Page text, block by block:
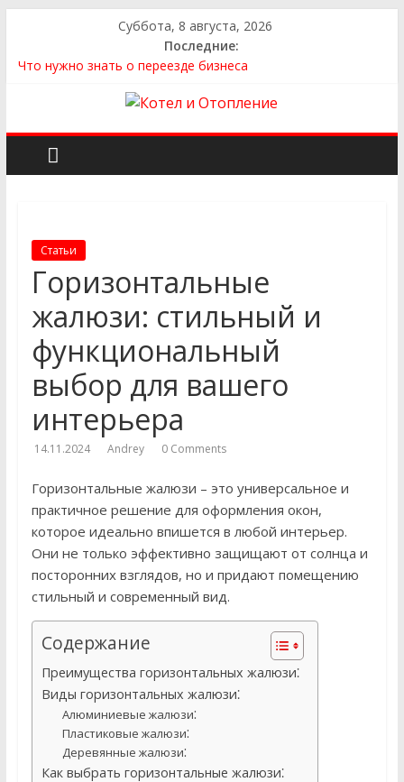
Суббота, 8 августа, 2026
Последние:
Что нужно знать о переезде бизнеса
Как выбрать сантехнику и отопление для дома в
Как найти идеальный каркасный дом для жизни за городом
и не ошибиться в выборе
Статьи
Горизонтальные
жалюзи: стильный и
функциональный
выбор для вашего
интерьера
14.11.2024 Andrey 0 Comments
Горизонтальные жалюзи – это универсальное и
практичное решение для оформления окон,
которое идеально впишется в любой интерьер.
Они не только эффективно защищают от солнца и
посторонних взглядов, но и придают помещению
стильный и современный вид.
Содержание
Преимущества горизонтальных жалюзи⁚
Виды горизонтальных жалюзи⁚
Алюминиевые жалюзи⁚
Пластиковые жалюзи⁚
Деревянные жалюзи⁚
Как выбрать горизонтальные жалюзи⁚